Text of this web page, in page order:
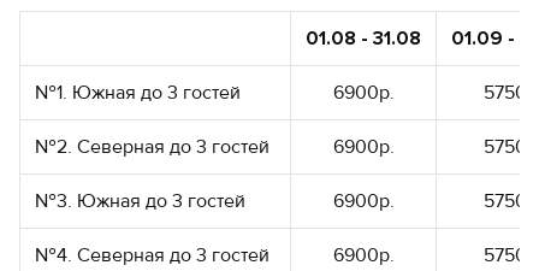
01.08 - 31.08 01.09 -
№1. Южная до 3 гостей 6900р.
№2. Северная до 3 гостей 6900р.
№3. Южная до 3 гостей 6900р.
№4. Северная до 3 гостей 6900р.